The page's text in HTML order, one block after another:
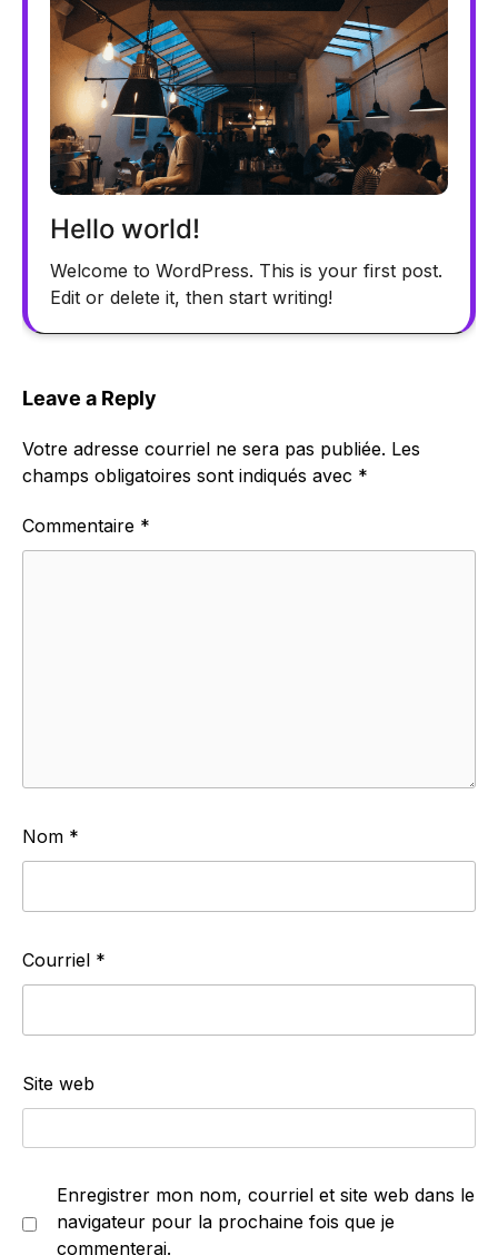
Hello world!
Welcome to WordPress. This is your first post.
Edit or delete it, then start writing!
Leave a Reply
Votre adresse courriel ne sera pas publiée. Les
champs obligatoires sont indiqués avec *
Commentaire *
Nom *
Courriel *
Site web
Enregistrer mon nom, courriel et site web dans le
navigateur pour la prochaine fois que je
commenterai.